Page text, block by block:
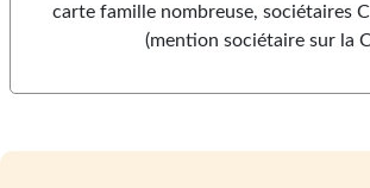
carte famille nombreuse, sociétaires
(mention sociétaire sur la